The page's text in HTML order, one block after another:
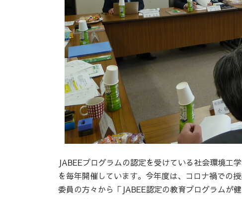
JABEEプログラムの認定を受けている社会環境工
を毎年開催しています。今年度は、コロナ禍での
委員の方々から「JABEE認定の教育プログラムが